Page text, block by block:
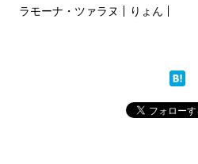
ラモーナ・ツァラヌ
りょん